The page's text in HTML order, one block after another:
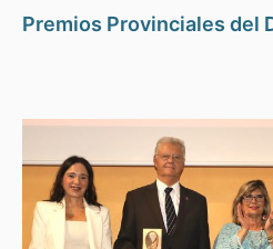
Premios Provinciales del